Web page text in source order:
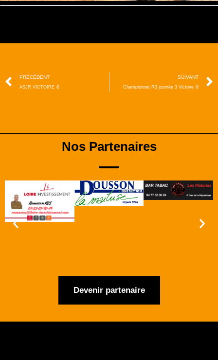
PRÉCÉDENT
ASJR VICTOIRE ✌️
SUIVANT
Championnat R3 journée 3 Victoire ✌️
Nos Partenaires
Devenir partenaire